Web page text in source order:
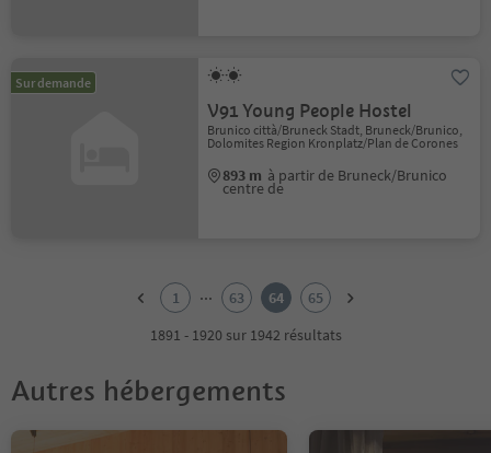
Sur demande
V91 Young People Hostel
Brunico città/Bruneck Stadt, Bruneck/Brunico,
Dolomites Region Kronplatz/Plan de Corones
893 m à partir de Bruneck/Brunico
centre de
7
9
1 ... 63 64
65
1891 - 1920 sur 1942 résultats
Autres hébergements